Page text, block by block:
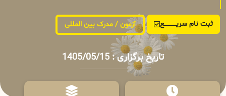
ثبت نام سریــــــــــــع آزمون / مدرک بین المللی
تاریخ برگزاری : 1405/05/15